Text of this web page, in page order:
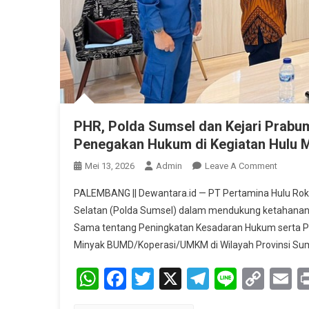
PHR, Polda Sumsel dan Kejari
Penegakan Hukum di Kegiatan Hulu
Mei 13, 2026 Admin Leave A CommentOn
Polda
Sumsel
Dan
Kejari
Sinergi
Untuk
PALEMBANG || Dewantara.id — PT Pertamina Hulu
Selatan (Polda Sumsel) dalam mendukung
Sama tentang Peningkatan Kesadaran Hukum serta
Minyak BUMD/Koperasi/UMKM di Wilayah Provinsi
WhatsApp
Facebook
Twitter
X Telegram
Line